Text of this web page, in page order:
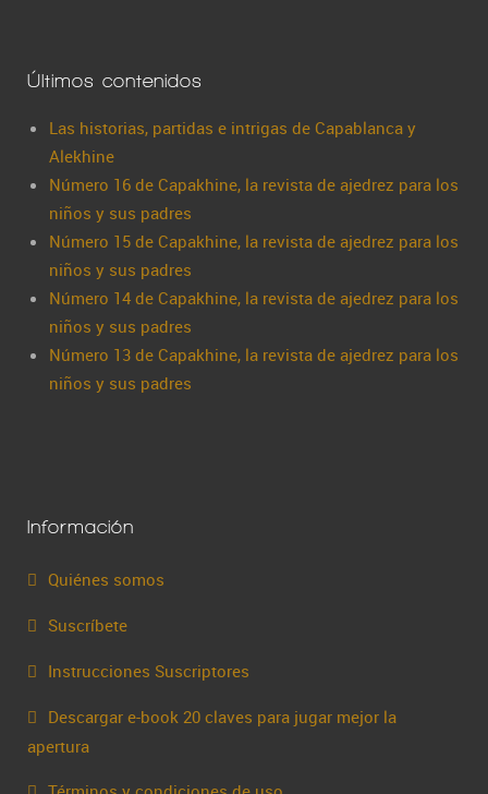
Últimos contenidos
Las historias, partidas e intrigas de Capablanca y
Alekhine
Número 16 de Capakhine, la revista de ajedrez para los
niños y sus padres
Número 15 de Capakhine, la revista de ajedrez para los
niños y sus padres
Número 14 de Capakhine, la revista de ajedrez para los
niños y sus padres
Número 13 de Capakhine, la revista de ajedrez para los
niños y sus padres
Información
Quiénes somos
Suscríbete
Instrucciones Suscriptores
Descargar e-book 20 claves para jugar mejor la
apertura